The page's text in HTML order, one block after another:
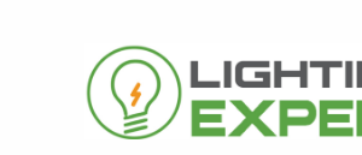
περιεχόμενο